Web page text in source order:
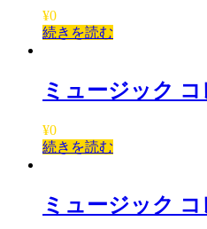
¥0
続きを読む
ミュージック
¥0
続きを読む
ミュージック